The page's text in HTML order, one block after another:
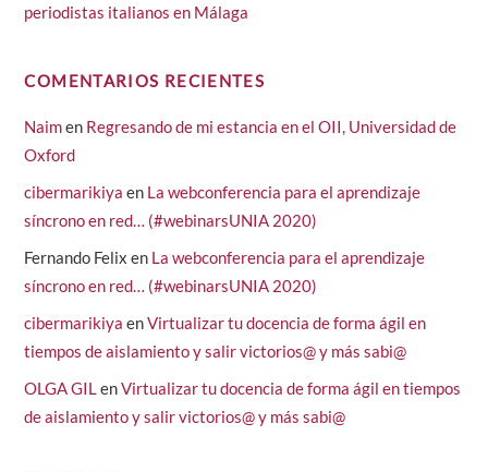
periodistas italianos en Málaga
COMENTARIOS RECIENTES
Naimen Regresando de mi estancia en el OII, Universidad de
Oxford
cibermarikiya en La webconferencia para el aprendizaje
síncrono en red… (#webinarsUNIA 2020)
Fernando Felix en La webconferencia para el aprendizaje
síncrono en red… (#webinarsUNIA 2020)
cibermarikiya enVirtualizar tu docencia de forma ágil en
tiempos de aislamiento y salir victorios@ y más sabi@
OLGA GILenVirtualizar tu docencia de forma ágil en tiempos
de aislamiento y salir victorios@ y más sabi@